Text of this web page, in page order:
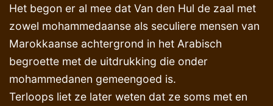
Het begon er al mee dat Van den Hul de zaal met
zowel mohammedaanse als seculiere mensen van
Marokkaanse achtergrond in het Arabisch
begroette met de uitdrukking die onder
mohammedanen gemeengoed is.
Terloops liet ze later weten dat ze soms met en